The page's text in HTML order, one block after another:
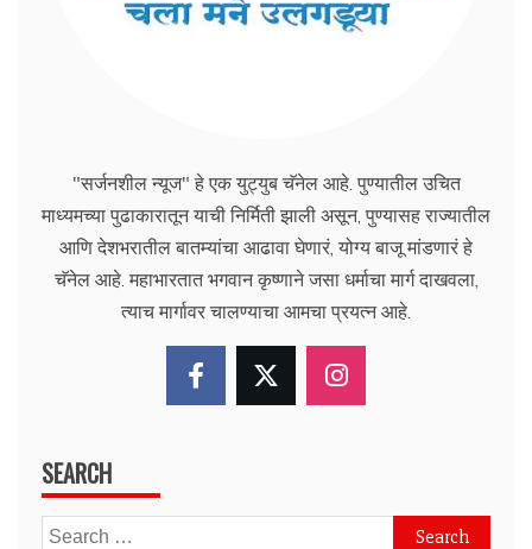
"सर्जनशील न्यूज" हे एक युट्युब चॅनेल आहे. पुण्यातील उचित
माध्यमच्या पुढाकारातून याची निर्मिती झाली असून, पुण्यासह राज्यातील
आणि देशभरातील बातम्यांचा आढावा घेणारं, योग्य बाजू मांडणारं हे
चॅनेल आहे. महाभारतात भगवान कृष्णाने जसा धर्माचा मार्ग दाखवला,
त्याच मार्गावर चालण्याचा आमचा प्रयत्न आहे.
SEARCH
Search